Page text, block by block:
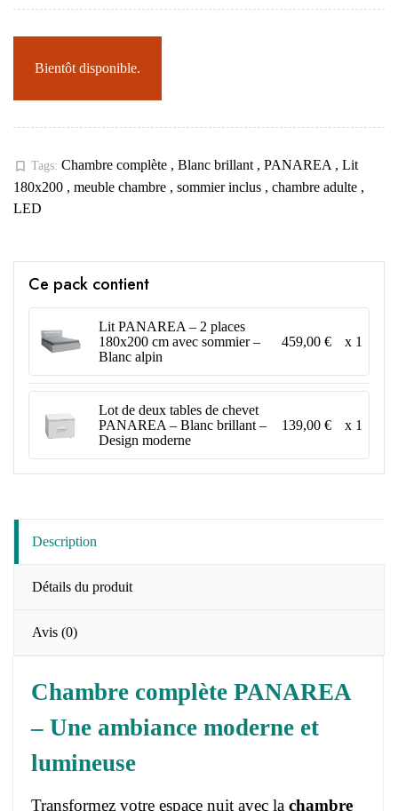
Bientôt disponible.
bookmark_border Tags: Chambre complète , Blanc brillant , PANAREA , Lit
180x200 , meuble chambre , sommier inclus , chambre adulte ,
LED
Ce pack contient
Lit PANAREA – 2 places
180x200 cm avec sommier –
Blanc alpin
459,00 € x 1
Lot de deux tables de chevet
PANAREA – Blanc brillant –
Design moderne
139,00 € x 1
Description
Détails du produit
Avis (0)
Chambre complète PANAREA
– Une ambiance moderne et
lumineuse
Transformez votre espace nuit avec la chambre